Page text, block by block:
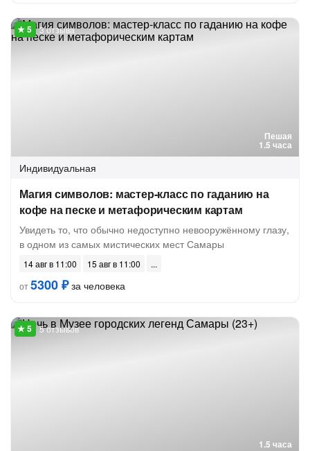
Пешая
1.5 часа
3 отзыва
Индивидуальная
Магия символов: мастер-класс по гаданию на
кофе на песке и метафорическим картам
Увидеть то, что обычно недоступно невооружённому глазу,
в одном из самых мистических мест Самары
14 авг в 11:00
15 авг в 11:00
от5300 ₽за человека
1.5 часа
5 отзывов